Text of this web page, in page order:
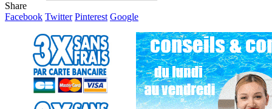
Share
Facebook Twitter Pinterest Google